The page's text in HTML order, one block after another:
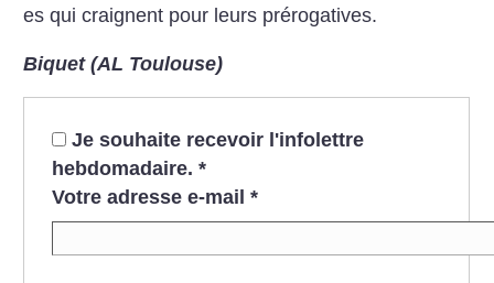
es qui craignent pour leurs prérogatives.
Biquet (AL Toulouse)
Je souhaite recevoir l'infolettre
hebdomadaire. *
Votre adresse e-mail *